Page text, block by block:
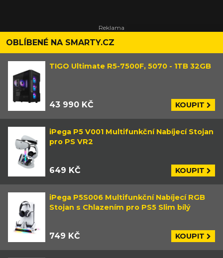
OBLÍBENÉ NA SMARTY.CZ
TIGO Ultimate R5-7500F, 5070 - 1TB 32GB
43 990 KČ KOUPIT
iPega P5 V001 Multifunkční Nabíjecí Stojan
pro PS VR2
649 KČ KOUPIT
iPega P5S006 Multifunkční Nabíjecí RGB
Stojan s Chlazením pro PS5 Slim bílý
749 KČ KOUPIT